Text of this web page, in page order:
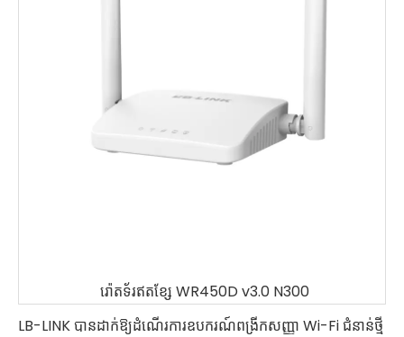
រ៉ោតទ័រឥតខ្សែ WR450D v3.0 N300
LB-LINK បានដាក់ឱ្យដំណើរការឧបករណ៍ពង្រីកសញ្ញា Wi-Fi ជំនាន់ថ្មី